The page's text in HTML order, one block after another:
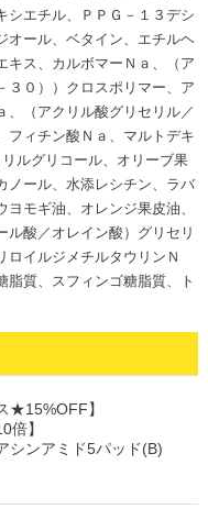
シエチル、ＰＰＧ－１３デシ
オール、ベタイン、エチルヘ
キス、カルボマーＮａ、（ア
３０））クロスポリマー、ア
、（アクリル酸グリセリル／
フィチン酸Ｎａ、マルトデキ
ルグリコール、オリーブ果
ノール、水添レシチン、ラバ
モギ油、オレンジ果皮油、
ル酸／オレイン酸）グリセリ
ロイルジメチルタウリンＮ
脂質、スフィンゴ糖脂質、ト
★15%OFF】
倍】
シンアミド5パッド(B)